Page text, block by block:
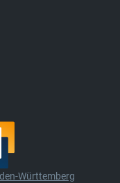
Württemberg